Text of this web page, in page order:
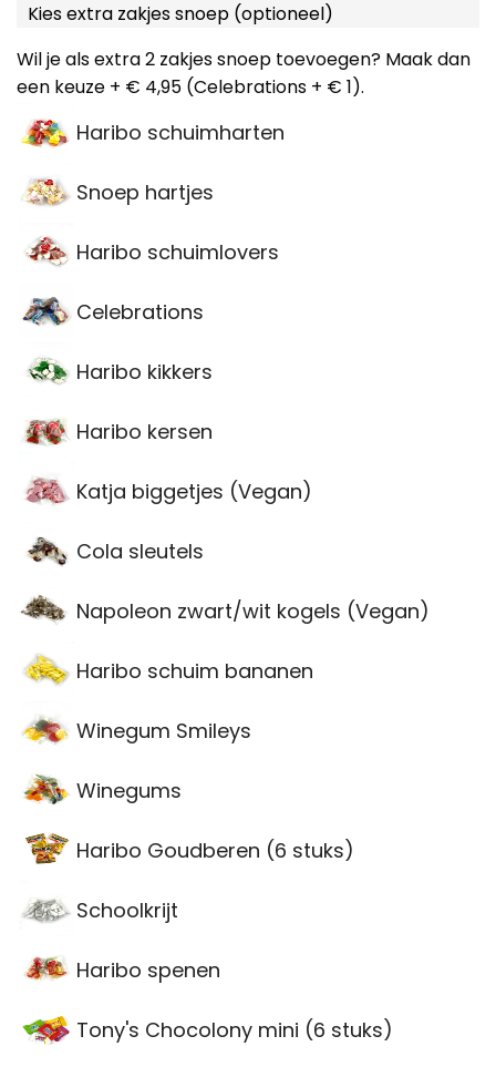
Kies extra zakjes snoep (optioneel)
Wil je als extra 2 zakjes snoep toevoegen? Maak dan
een keuze + € 4,95 (Celebrations + € 1).
Haribo schuimharten
Snoep hartjes
Haribo schuimlovers
Celebrations
Haribo kikkers
Haribo kersen
Katja biggetjes (Vegan)
Cola sleutels
Napoleon zwart/wit kogels (Vegan)
Haribo schuim bananen
Winegum Smileys
Winegums
Haribo Goudberen (6 stuks)
Schoolkrijt
Haribo spenen
Tony's Chocolony mini (6 stuks)